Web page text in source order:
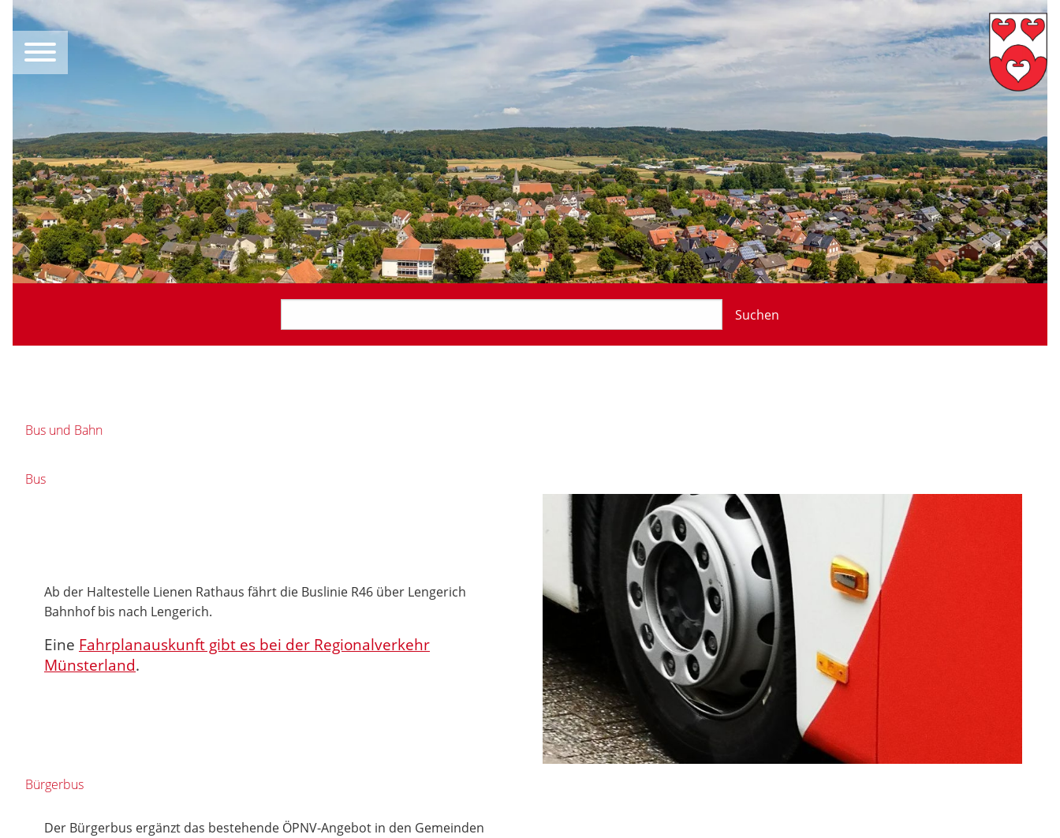
Suchen
Bus und Bahn
Bus
Ab der Haltestelle Lienen Rathaus fährt die Buslinie R46 über Lengerich
Bahnhof bis nach Lengerich.
Eine Fahrplanauskunft gibt es bei der Regionalverkehr
Münsterland.
Bürgerbus
Der Bürgerbus ergänzt das bestehende ÖPNV-Angebot in den Gemeinden